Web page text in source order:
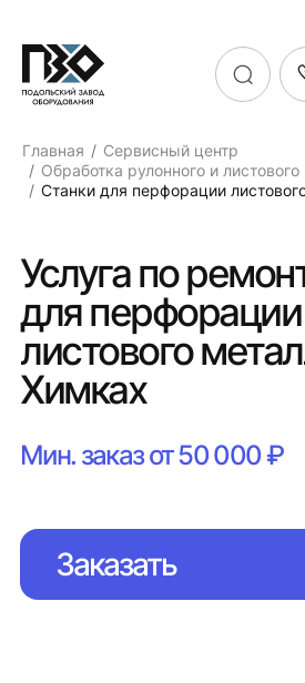
Главная
Сервисный центр
Обработка рулонного и
Станки для перфорации
Услуга по
для перфорации
листового
Химках
Мин. заказ от 50 000 ₽
Заказать